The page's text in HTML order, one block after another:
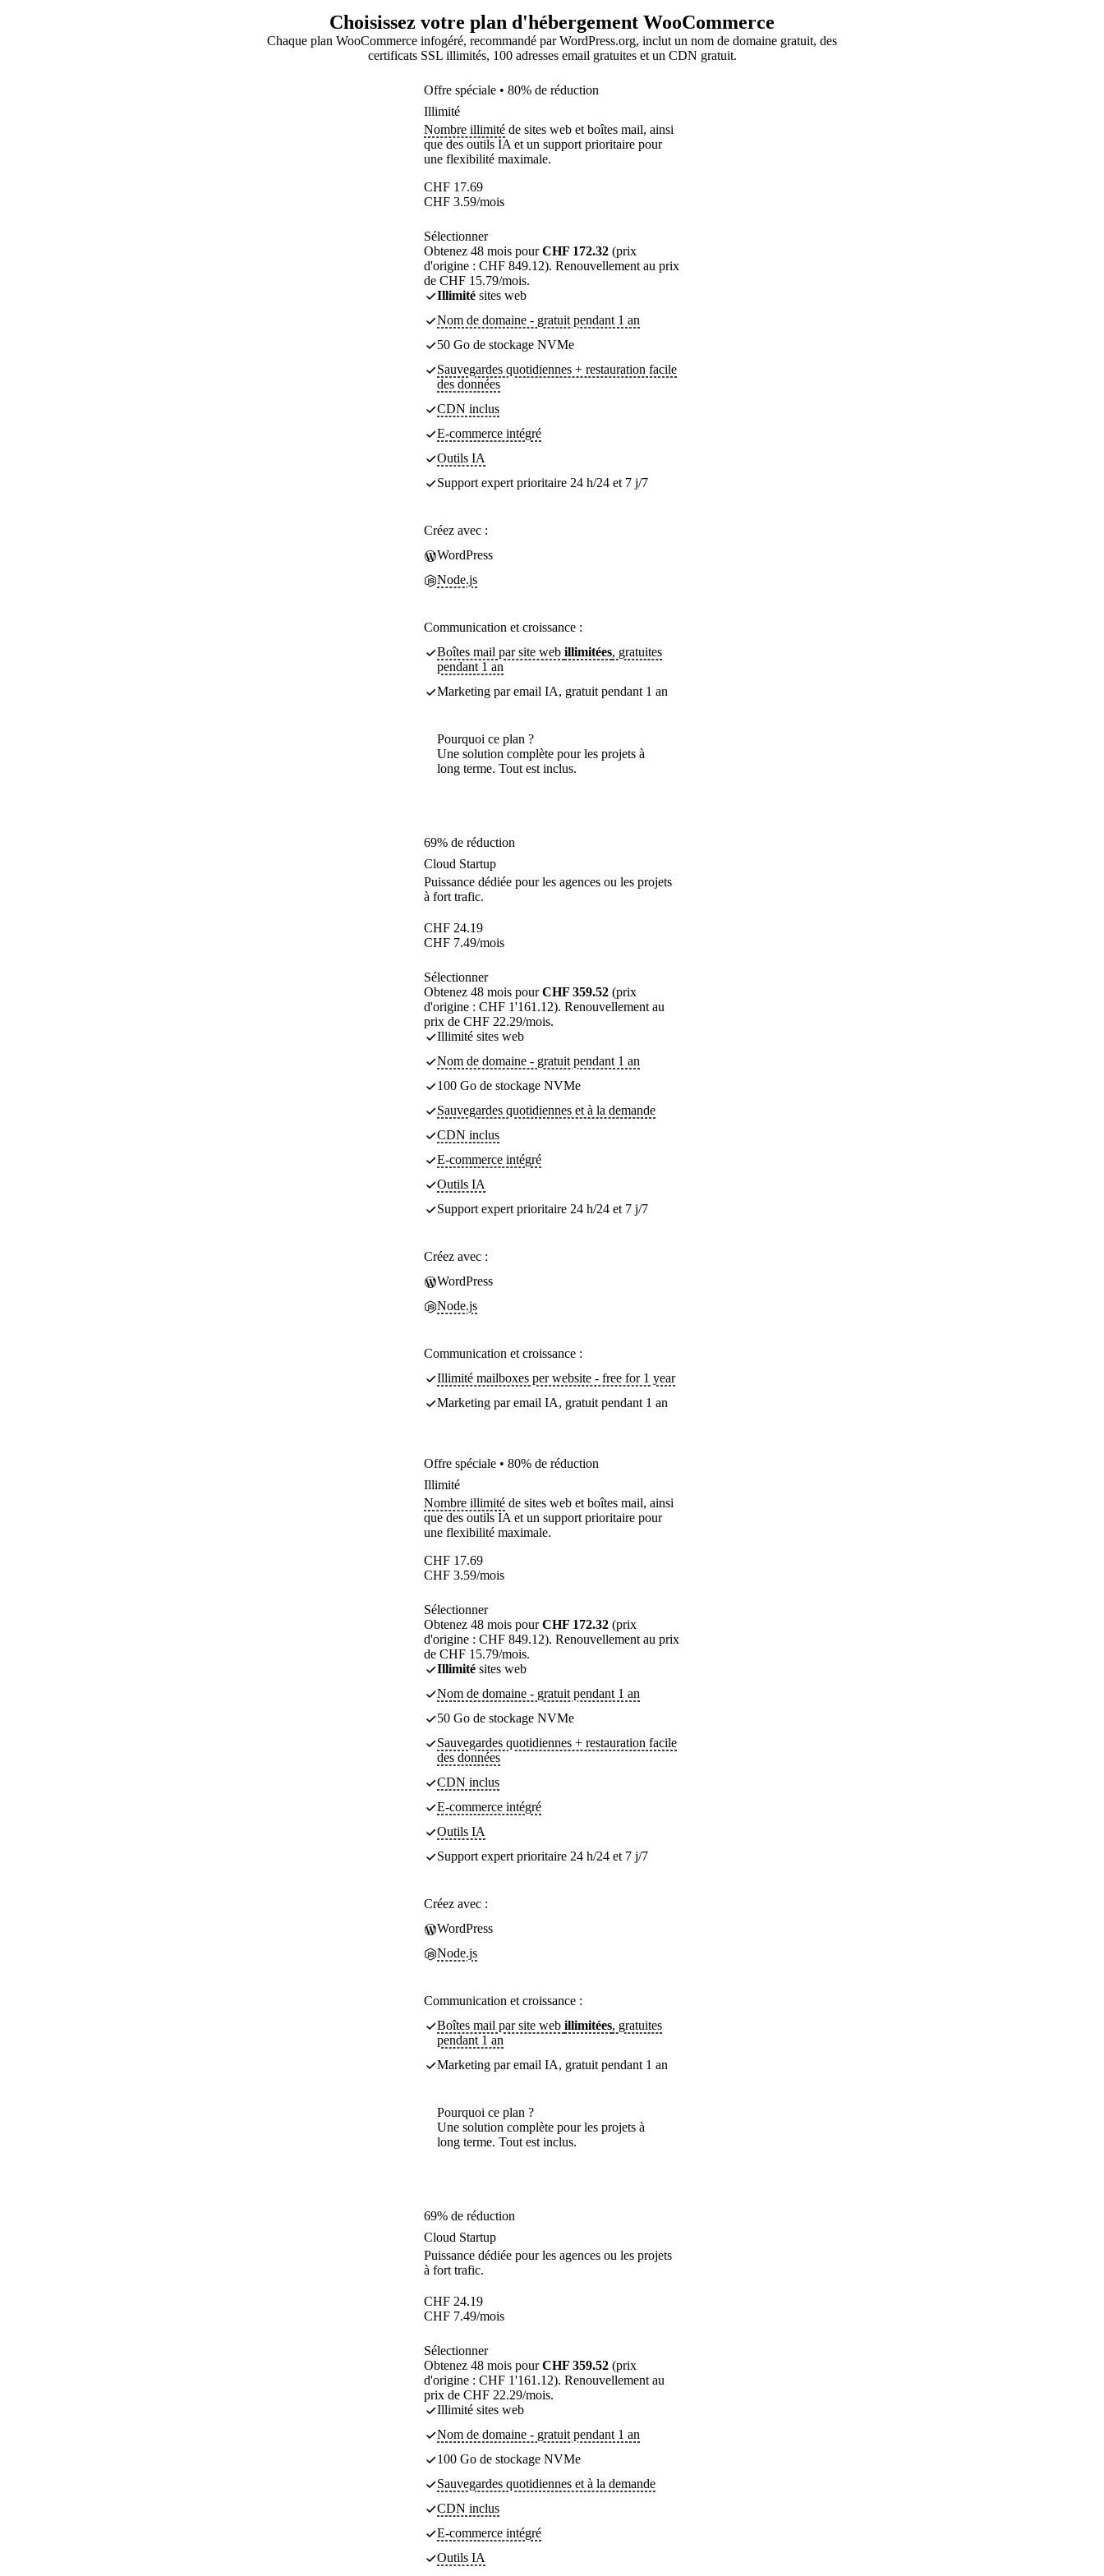
Choisissez votre plan d'hébergement WooCommerce
Chaque plan WooCommerce infogéré, recommandé par WordPress.org, inclut un nom de domaine gratuit, des
certificats SSL illimités, 100 adresses email gratuites et un CDN gratuit.
Offre spéciale • 80% de réduction
Illimité
Nombre illimité de sites web et boîtes mail, ainsi
que des outils IA et un support prioritaire pour
une flexibilité maximale.
CHF 17.69
CHF 3.59/mois
Sélectionner
Obtenez 48 mois pourCHF 172.32 (prix
d'origine : CHF 849.12). Renouvellement au prix
de CHF 15.79/mois.
Illimité sites web
Nom de domaine - gratuit pendant 1 an
50 Go de stockage NVMe
Sauvegardes quotidiennes + restauration facile
des données
CDN inclus
E-commerce intégré
Outils IA
Support expert prioritaire 24 h/24 et 7 j/7
Créez avec :
WordPress
Node.js
Communication et croissance :
Boîtes mail par site web illimitées, gratuites
pendant 1 an
Marketing par email IA, gratuit pendant 1 an
Pourquoi ce plan ?
Une solution complète pour les projets à
long terme. Tout est inclus.
69% de réduction
Cloud Startup
Puissance dédiée pour les agences ou les projets
à fort trafic.
CHF 24.19
CHF 7.49/mois
Sélectionner
Obtenez 48 mois pourCHF 359.52 (prix
d'origine : CHF 1'161.12). Renouvellement au
prix de CHF 22.29/mois.
Illimité sites web
Nom de domaine - gratuit pendant 1 an
100 Go de stockage NVMe
Sauvegardes quotidiennes et à la demande
CDN inclus
E-commerce intégré
Outils IA
Support expert prioritaire 24 h/24 et 7 j/7
Créez avec :
WordPress
Node.js
Communication et croissance :
Illimité mailboxes per website - free for 1 year
Marketing par email IA, gratuit pendant 1 an
Offre spéciale • 80% de réduction
Illimité
Nombre illimité de sites web et boîtes mail, ainsi
que des outils IA et un support prioritaire pour
une flexibilité maximale.
CHF 17.69
CHF 3.59/mois
Sélectionner
Obtenez 48 mois pourCHF 172.32 (prix
d'origine : CHF 849.12). Renouvellement au prix
de CHF 15.79/mois.
Illimité sites web
Nom de domaine - gratuit pendant 1 an
50 Go de stockage NVMe
Sauvegardes quotidiennes + restauration facile
des données
CDN inclus
E-commerce intégré
Outils IA
Support expert prioritaire 24 h/24 et 7 j/7
Créez avec :
WordPress
Node.js
Communication et croissance :
Boîtes mail par site web illimitées, gratuites
pendant 1 an
Marketing par email IA, gratuit pendant 1 an
Pourquoi ce plan ?
Une solution complète pour les projets à
long terme. Tout est inclus.
69% de réduction
Cloud Startup
Puissance dédiée pour les agences ou les projets
à fort trafic.
CHF 24.19
CHF 7.49/mois
Sélectionner
Obtenez 48 mois pourCHF 359.52 (prix
d'origine : CHF 1'161.12). Renouvellement au
prix de CHF 22.29/mois.
Illimité sites web
Nom de domaine - gratuit pendant 1 an
100 Go de stockage NVMe
Sauvegardes quotidiennes et à la demande
CDN inclus
E-commerce intégré
Outils IA